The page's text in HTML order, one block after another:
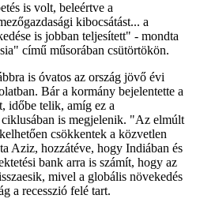
is volt, beleértve a
kibocsátást... a
is jobban teljesített" - mondta
című műsorában csütörtökön.
is óvatos az ország jövő évi
Bár a kormány bejelentette a
időbe telik, amíg ez a
ciklusában is megjelenik. "Az elmúlt
csökkentek a közvetlen
Aziz, hozzátéve, hogy Indiában és
bank arra is számít, hogy az
mivel a globális növekedés
a recesszió felé tart.